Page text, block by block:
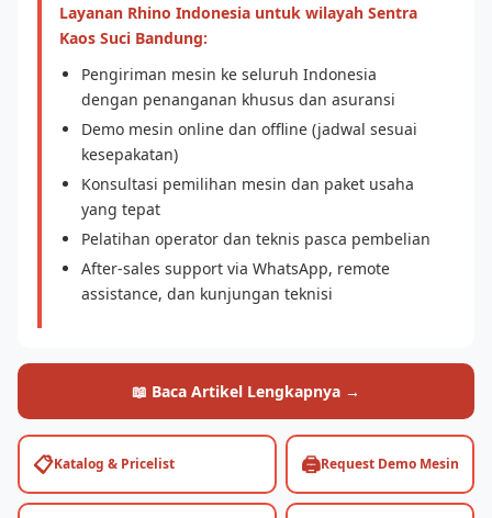
Layanan Rhino Indonesia untuk wilayah Sentra
Kaos Suci Bandung:
Pengiriman mesin ke seluruh Indonesia
dengan penanganan khusus dan asuransi
Demo mesin online dan offline (jadwal sesuai
kesepakatan)
Konsultasi pemilihan mesin dan paket usaha
yang tepat
Pelatihan operator dan teknis pasca pembelian
After-sales support via WhatsApp, remote
assistance, dan kunjungan teknisi
📖 Baca Artikel Lengkapnya →
📋Katalog & Pricelist 🖨️Request Demo Mesin